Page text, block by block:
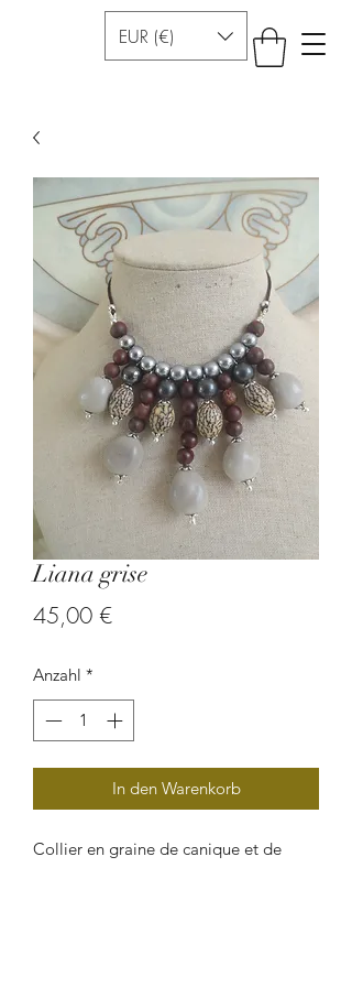
EUR (€)
Liana grise
45,00 €Preis
Anzahl *
In den Warenkorb
Collier en graine de canique et de